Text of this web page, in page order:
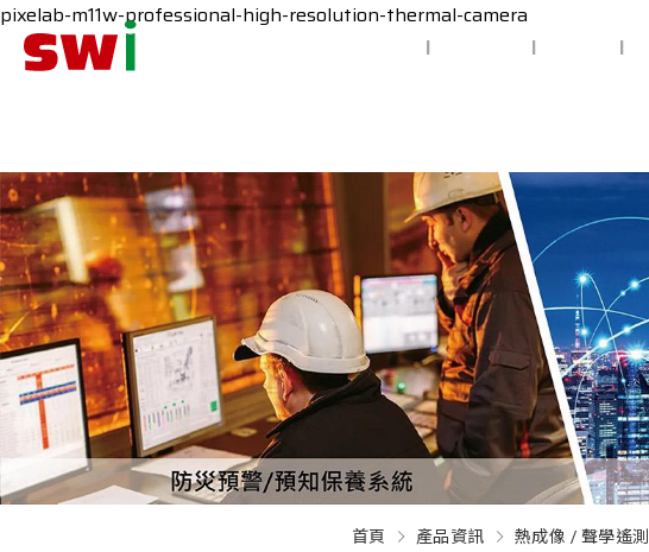
pixelab-m11w-professional-high-resolution-thermal-camera
| | |
首頁 產品資訊 熱成像 / 聲學遙測